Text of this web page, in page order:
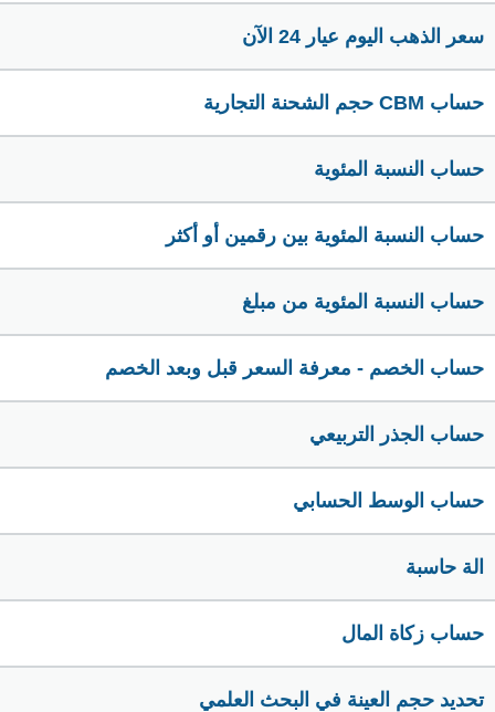
سعر الذهب اليوم عيار 24 الآن
حساب CBM حجم الشحنة التجارية
حساب النسبة المئوية
حساب النسبة المئوية بين رقمين أو أكثر
حساب النسبة المئوية من مبلغ
حساب الخصم - معرفة السعر قبل وبعد الخصم
حساب الجذر التربيعي
حساب الوسط الحسابي
الة حاسبة
حساب زكاة المال
تحديد حجم العينة في البحث العلمي